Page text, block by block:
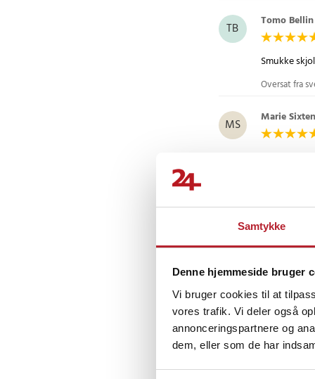
Samtykke
Denne hjemmeside bruger
Vi bruger cookies til at
vores trafik. Vi deler også
annonceringspartnere og
dem, eller som de har
TB Tomo Bellin
Smukke
Oversat fra
MS Marie
Oversat fra
Vis flere